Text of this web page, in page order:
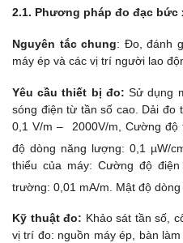
2.1. Phương pháp đo đạc
Nguyên tắc chung: Đo, đánh
máy ép và các vị trí người lao
Yêu cầu thiết bị đo:Sử dụng
sóng điện từ tần số cao. Dải
0,1 V/m – 2000V/m, Cường độ
độ dòng năng lượng: 0,1 µW/
thiểu của máy: Cường độ
trường: 0,01 mA/m. Mật độ
Kỹ thuật đo: Khảo sát tần số,
vị trí đo: nguồn máy ép, bàn